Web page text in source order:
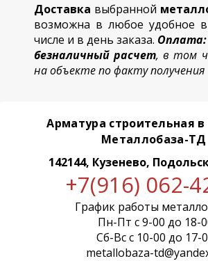
Доставка выбранной
возможна в любое удобное
числе и в день заказа.
безналичный расчет, в том
на объекте по факту получения
Арматура строительная в
Металлобаза-ТД
142144, Кузенево,
+7(916) 062-
График работы
Пн-Пт с 9-00 до 18-
Сб-Вс с 10-00 до 17-
metallobaza-